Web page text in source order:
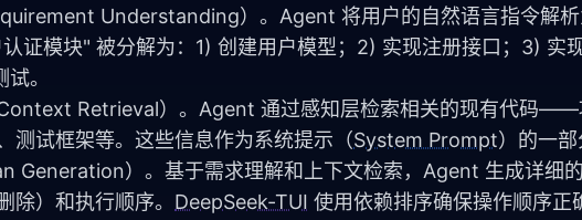
Understanding）。Agent 将用户的自然语言指令解析
证模块" 被分解为：1) 创建用户模型；2) 实现注册接口；3) 实
。
Retrieval）。Agent 通过感知层检索相关的现有代码——
测试框架等。这些信息作为系统提示（System Prompt）的一
Generation）。基于需求理解和上下文检索，Agent 生成详细
除）和执行顺序。 DeepSeek-TUI 使用依赖排序确保操作顺序